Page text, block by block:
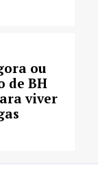
ou
de BH
viver